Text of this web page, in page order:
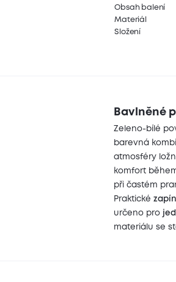
Obsah balení
Materiál
Složení
Bavlněné
Zeleno-bílé
barevná
atmosféry
komfort
při častém
Praktické
určeno pro
materiálu se